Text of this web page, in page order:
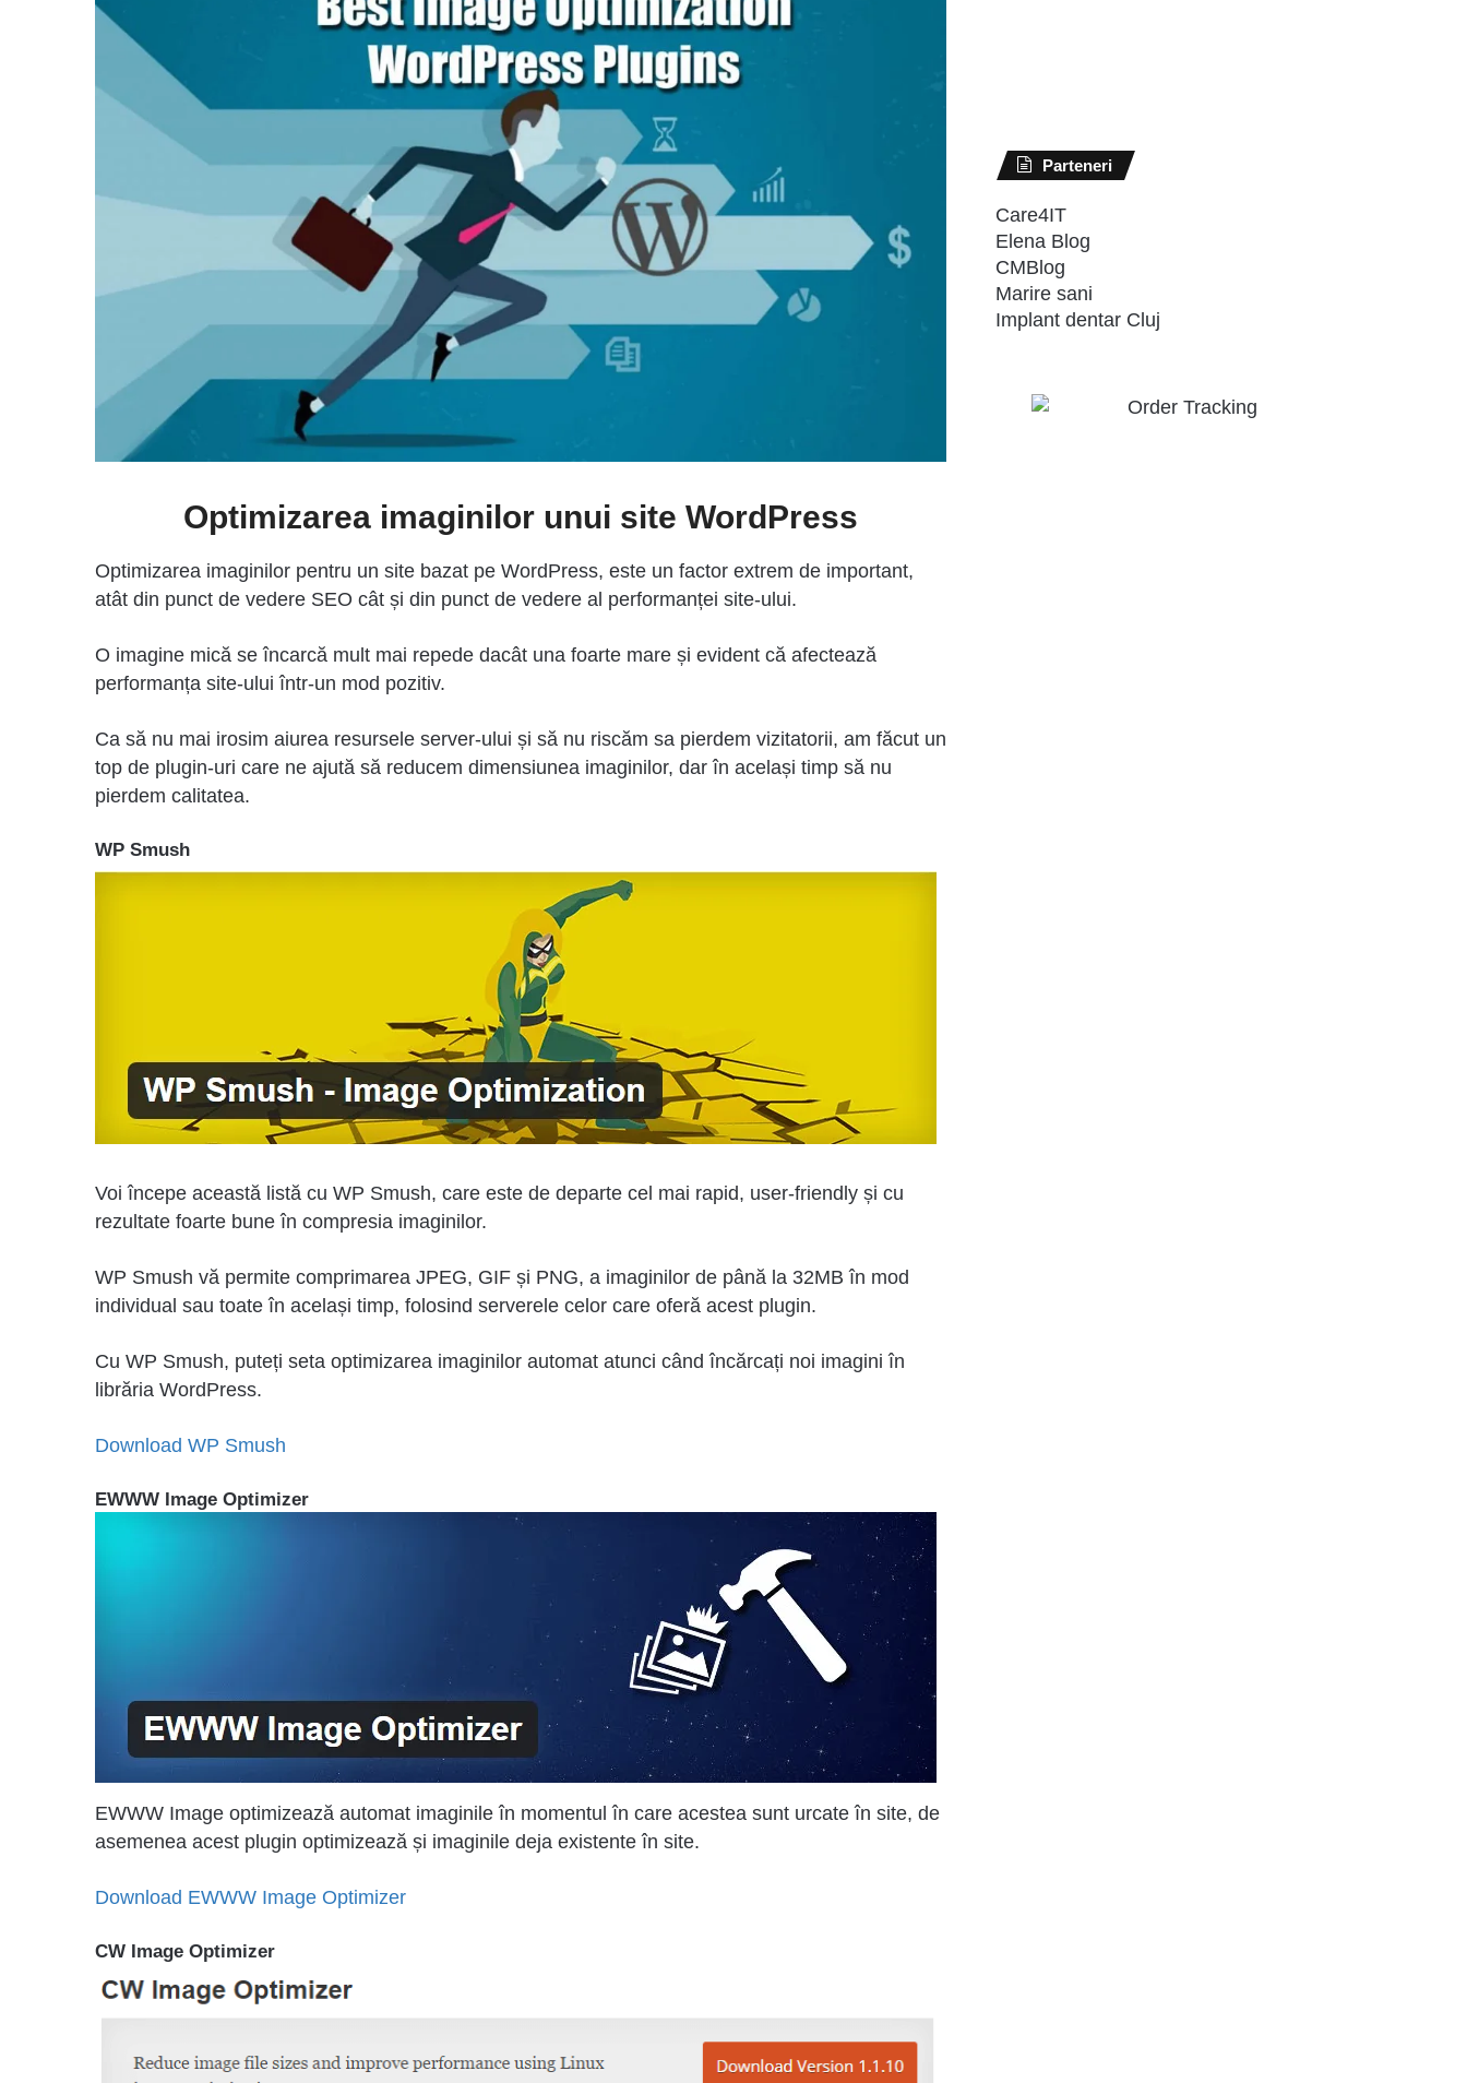
Optimizarea imaginilor unui site WordPress
Optimizarea imaginilor pentru un site bazat pe WordPress, este un factor extrem de important,
atât din punct de vedere SEO cât și din punct de vedere al performanței site-ului.
O imagine mică se încarcă mult mai repede dacât una foarte mare și evident că afectează
performanța site-ului într-un mod pozitiv.
Ca să nu mai irosim aiurea resursele server-ului și să nu riscăm sa pierdem vizitatorii, am făcut un
top de plugin-uri care ne ajută să reducem dimensiunea imaginilor, dar în același timp să nu
pierdem calitatea.
WP Smush
Voi începe această listă cu WP Smush, care este de departe cel mai rapid, user-friendly și cu
rezultate foarte bune în compresia imaginilor.
WP Smush vă permite comprimarea JPEG, GIF și PNG, a imaginilor de până la 32MB în mod
individual sau toate în același timp, folosind serverele celor care oferă acest plugin.
Cu WP Smush, puteți seta optimizarea imaginilor automat atunci când încărcați noi imagini în
librăria WordPress.
Download WP Smush
EWWW Image Optimizer
EWWW Image optimizează automat imaginile în momentul în care acestea sunt urcate în site, de
asemenea acest plugin optimizează și imaginile deja existente în site.
Download EWWW Image Optimizer
CW Image Optimizer
Parteneri
Care4IT
Elena Blog
CMBlog
Marire sani
Implant dentar Cluj